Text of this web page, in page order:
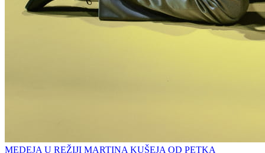
MEDEJA U REŽIJI MARTINA KUŠEJA OD PETKA